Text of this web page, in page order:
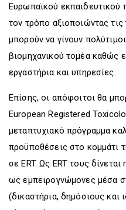
Ευρωπαϊκού εκπαιδευτικού
τον τρόπο αξιοποιώντας
μπορούν να γίνουν
βιομηχανικού τομέα καθώς
εργαστήρια και υπηρεσίες.
Επίσης, οι απόφοιτοι θα
European Registered
μεταπτυχιακό πρόγραμμα
προϋποθέσεις στο κομμάτι
σε ΕRT. Ως ΕRT τους
ως εμπειρογνώμονες μέσα
(δικαστήρια, δημόσιους και